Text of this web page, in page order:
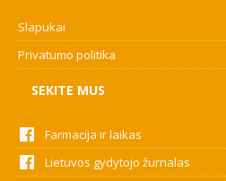
Slapukai
Privatumo politika
SEKITE MUS
Farmacija ir laikas
Lietuvos gydytojo žurnalas